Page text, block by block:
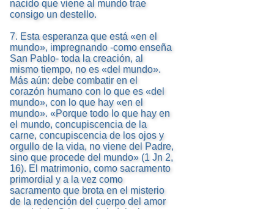
nacido que viene al mundo trae
consigo un destello.
7. Esta esperanza que está «en el
mundo», impregnando -como enseña
San Pablo- toda la creación, al
mismo tiempo, no es «del mundo».
Más aún: debe combatir en el
corazón humano con lo que es «del
mundo», con lo que hay «en el
mundo». «Porque todo lo que hay en
el mundo, concupiscencia de la
carne, concupiscencia de los ojos y
orgullo de la vida, no viene del Padre,
sino que procede del mundo» (1 Jn 2,
16). El matrimonio, como sacramento
primordial y a la vez como
sacramento que brota en el misterio
de la redención del cuerpo del amor